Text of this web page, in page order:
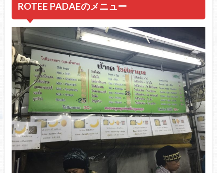
ROTEE PADAEのメニュー